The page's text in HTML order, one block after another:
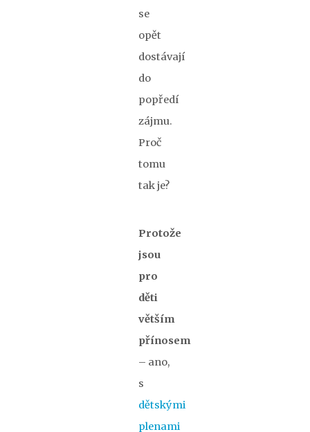
se
opět
dostávají
do
popředí
zájmu.
Proč
tomu
tak je?
Protože
jsou
pro
děti
větším
přínosem
– ano,
s
dětskými
plenami